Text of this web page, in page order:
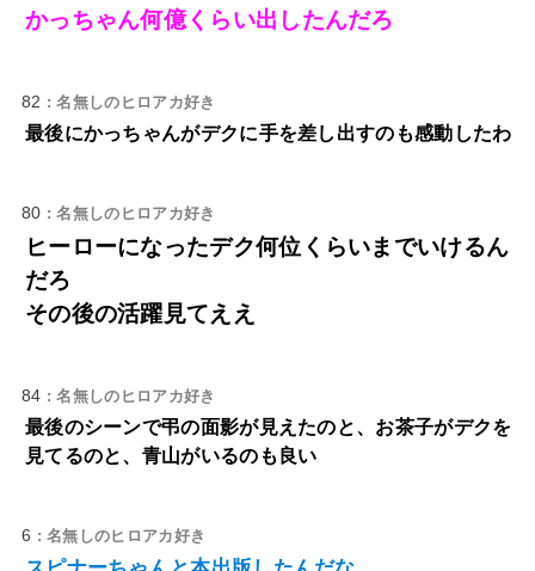
かっちゃん何億くらい出したんだろ
82 : 名無しのヒロアカ好き
最後にかっちゃんがデクに手を差し出すのも感動したわ
80 : 名無しのヒロアカ好き
ヒーローになったデク何位くらいまでいけるん
だろ
その後の活躍見てええ
84 : 名無しのヒロアカ好き
最後のシーンで弔の面影が見えたのと、お茶子がデクを
見てるのと、青山がいるのも良い
6 : 名無しのヒロアカ好き